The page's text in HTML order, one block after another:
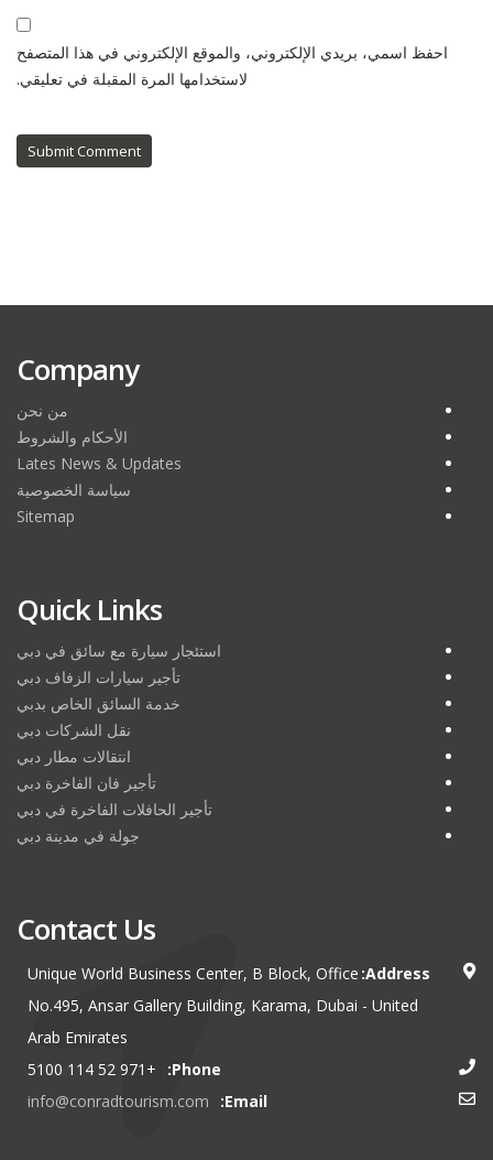
احفظ اسمي، بريدي الإلكتروني، والموقع الإلكتروني في هذا المتصفح
لاستخدامها المرة المقبلة في تعليقي.
Company
من نحن
الأحكام والشروط
Lates News & Updates
سياسة الخصوصية
Sitemap
Quick Links
استئجار سيارة مع سائق في دبي
تأجير سيارات الزفاف دبي
خدمة السائق الخاص بدبي
نقل الشركات دبي
انتقالات مطار دبي
تأجير فان الفاخرة دبي
تأجير الحافلات الفاخرة في دبي
جولة في مدينة دبي
Contact Us
Address:
Unique World Business Center, B Block, Office
No.495, Ansar Gallery Building, Karama, Dubai - United
Arab Emirates
Phone:
+971 52 114 5100
Email:
info@conradtourism.com